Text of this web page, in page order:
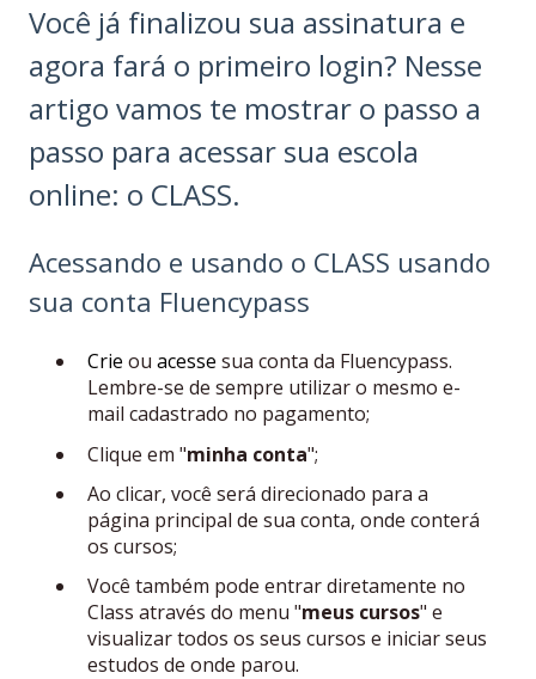
Você já finalizou sua assinatura e
agora fará o primeiro login? Nesse
artigo vamos te mostrar o passo a
passo para acessar sua escola
online: o CLASS.
Acessando e usando o CLASS usando
sua conta Fluencypass
Crie ou acesse sua conta da Fluencypass.
Lembre-se de sempre utilizar o mesmo e-
mail cadastrado no pagamento;
Clique em "minha conta";
Ao clicar, você será direcionado para a
página principal de sua conta, onde conterá
os cursos;
Você também pode entrar diretamente no
Class através do menu "meus cursos" e
visualizar todos os seus cursos e iniciar seus
estudos de onde parou.